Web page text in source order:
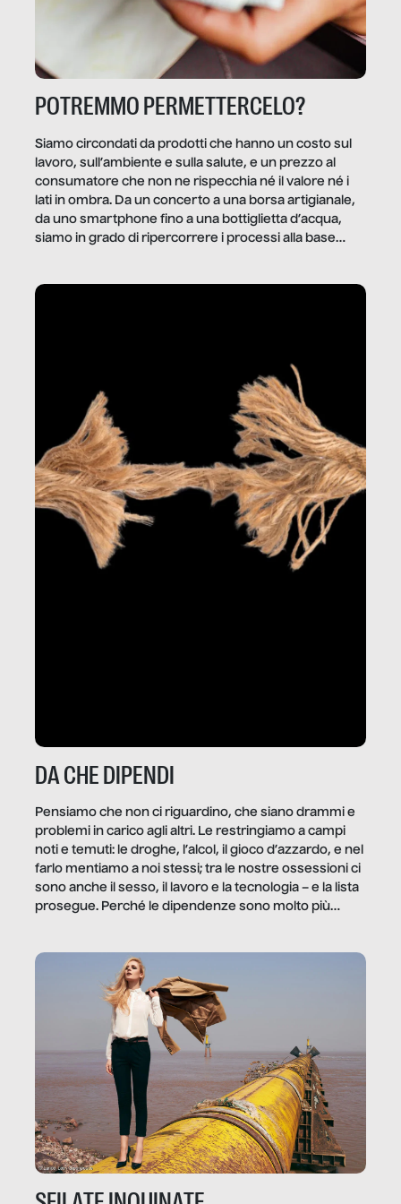
POTREMMO PERMETTERCELO?
Siamo circondati da prodotti che hanno un costo sul
lavoro, sull’ambiente e sulla salute, e un prezzo al
consumatore che non ne rispecchia né il valore né i
lati in ombra. Da un concerto a una borsa artigianale,
da uno smartphone fino a una bottiglietta d’acqua,
siamo in grado di ripercorrere i processi alla base
dietro gli oggetti e i servizi che fanno la nostra vita
DA CHE DIPENDI
Pensiamo che non ci riguardino, che siano drammi e
problemi in carico agli altri. Le restringiamo a campi
noti e temuti: le droghe, l’alcol, il gioco d’azzardo, e nel
farlo mentiamo a noi stessi; tra le nostre ossessioni ci
sono anche il sesso, il lavoro e la tecnologia – e la lista
prosegue. Perché le dipendenze sono molto più
trae un guadagno. In questo reportage vediamo
quale e come.